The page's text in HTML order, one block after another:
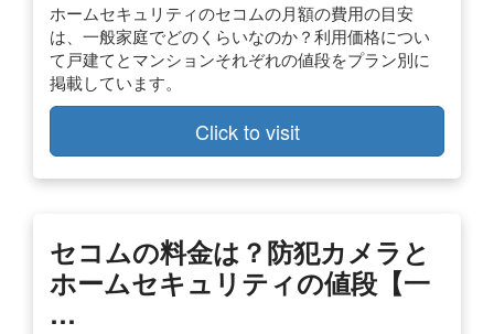
ホームセキュリティのセコムの月額の費用の目安
は、一般家庭でどのくらいなのか？利用価格につい
て戸建てとマンションそれぞれの値段をプラン別に
掲載しています。
Click to visit
セコムの料金は？防犯カメラと
ホームセキュリティの値段【一
…